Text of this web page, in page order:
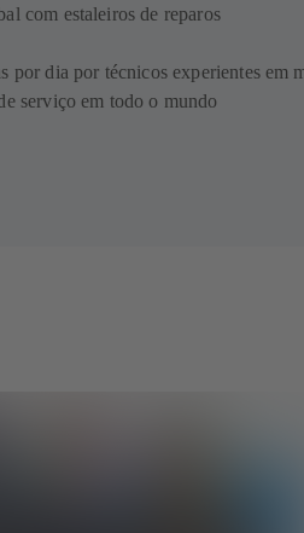
com estaleiros de reparos
por dia por técnicos experientes em
serviço em todo o mundo